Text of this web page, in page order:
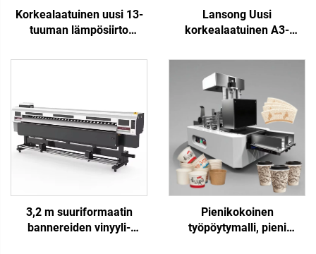
Korkealaatuinen uusi 13-
tuuman lämpösiirto
XP600 automaattinen t-
Lansong Uusi
korkealaatuinen A3-
XP600-tulostuspää
Automaattinen t-paitojen
siirtokone 1 vuoden takuu
pienyrityksille
3,2 m suuriformaatin
bannereiden vinyyli-
Pienikokoinen
työpöytymalli, pieni